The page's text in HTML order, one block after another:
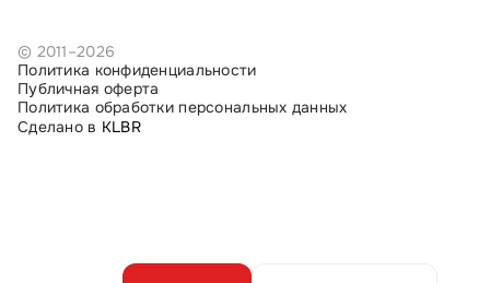
© 2011–2026
Политика конфиденциальности
Публичная оферта
Политика обработки персональных данных
Сделано в KLBR